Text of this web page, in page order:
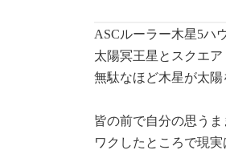
ASCルーラー木星5ハ
太陽冥王星とスクエア
無駄なほど木星が太陽
皆の前で自分の思う
ワクしたところで現